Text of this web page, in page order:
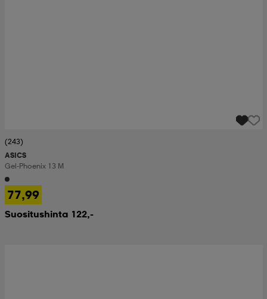
(243)
ASICS
Gel-Phoenix 13 M
77,99
Suositushinta 122,-